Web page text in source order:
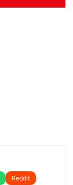
Reddit